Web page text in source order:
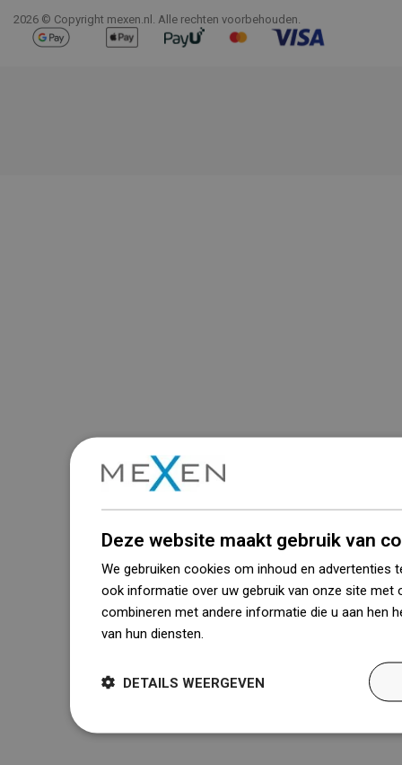
2026 © Copyright mexen.nl. Alle rechten voorbehouden.
Deze website maakt gebruik van
We gebruiken cookies om inhoud en advertenties
ook informatie over uw gebruik van onze site met
combineren met andere informatie die u aan hen
van hun diensten.
DETAILS WEERGEVEN